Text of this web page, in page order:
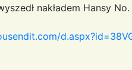
nakładem Hansy